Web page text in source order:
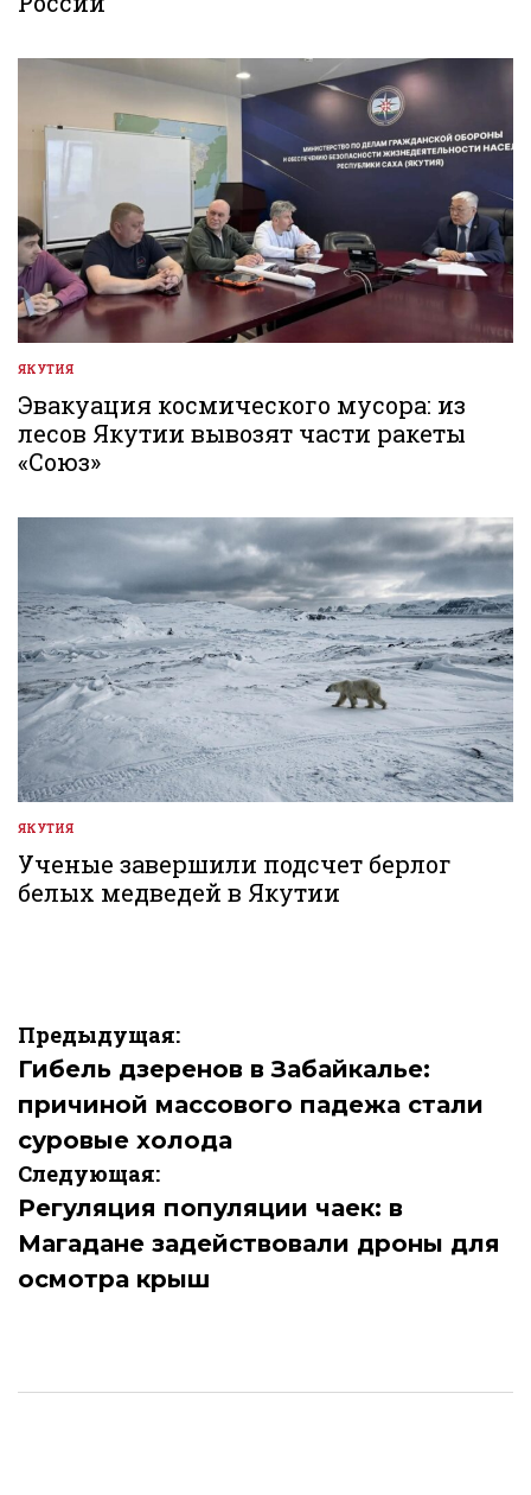
ОПУБЛИКОВАНО
В
ЯКУТИЯ
Эвакуация космического мусора: из
лесов Якутии вывозят части ракеты
«Союз»
ОПУБЛИКОВАНО
В
ЯКУТИЯ
Ученые завершили подсчет берлог
белых медведей в Якутии
Навигация
по
записям
Предыдущая:
Гибель дзеренов в Забайкалье:
причиной массового падежа стали
суровые холода
Следующая:
Регуляция популяции чаек: в
Магадане задействовали дроны для
осмотра крыш